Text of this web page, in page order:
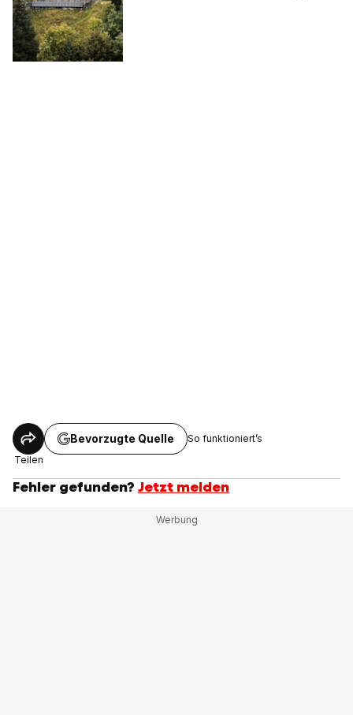
Teilen
Bevorzugte Quelle So funktioniert’s
Fehler gefunden? Jetzt melden